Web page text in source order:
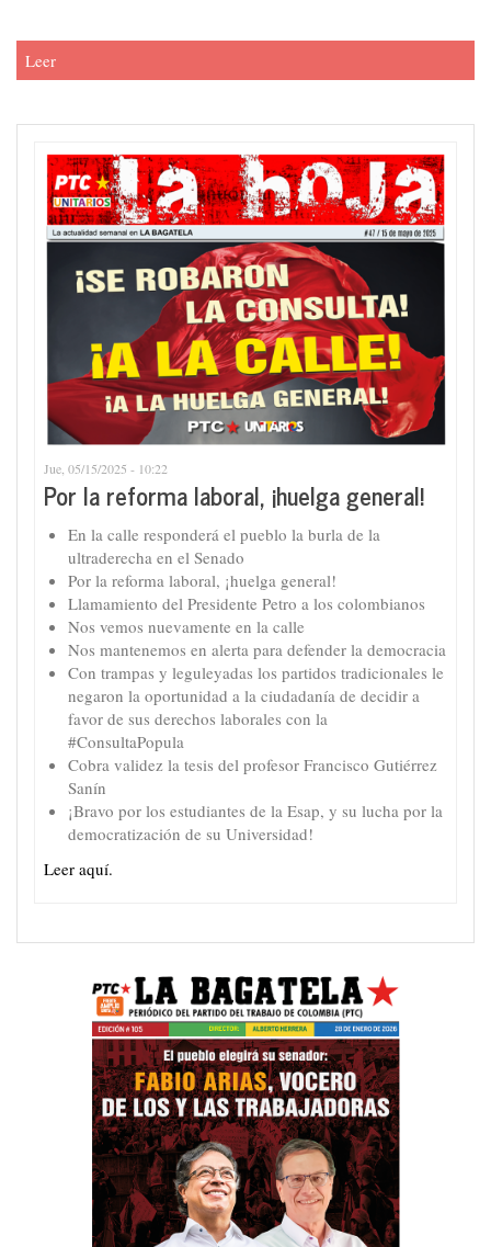
Leer
Jue, 05/15/2025 - 10:22
Por la reforma laboral, ¡huelga general!
En la calle responderá el pueblo la burla de la
ultraderecha en el Senado
Por la reforma laboral, ¡huelga general!
Llamamiento del Presidente Petro a los colombianos
Nos vemos nuevamente en la calle
Nos mantenemos en alerta para defender la democracia
Con trampas y leguleyadas los partidos tradicionales le
negaron la oportunidad a la ciudadanía de decidir a
favor de sus derechos laborales con la
#ConsultaPopula
Cobra validez la tesis del profesor Francisco Gutiérrez
Sanín
¡Bravo por los estudiantes de la Esap, y su lucha por la
democratización de su Universidad!
Leer aquí.